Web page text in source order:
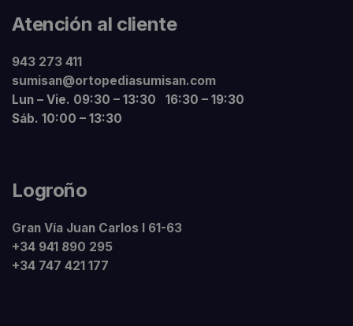
Atención al cliente
943 273 411
sumisan@ortopediasumisan.com
Lun – Vie. 09:30 – 13:30 16:30 – 19:30
Sáb. 10:00 – 13:30
Logroño
Gran Vía Juan Carlos I 61-63
+34 941 890 295
+34 747 421 177